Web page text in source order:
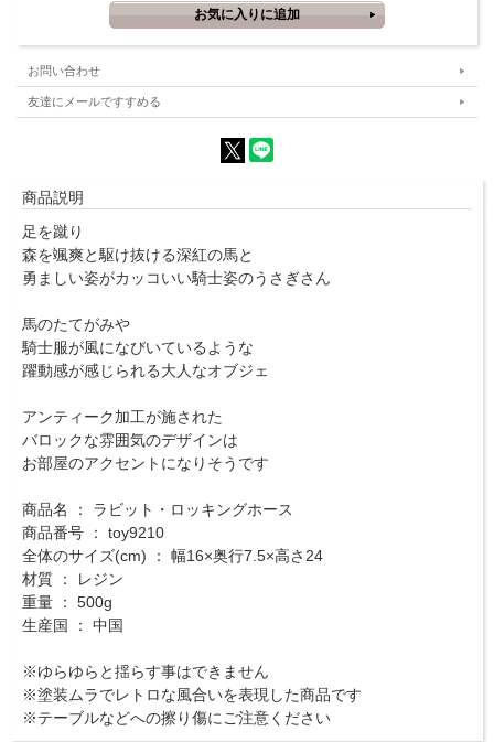
お問い合わせ
友達にメールですすめる
商品説明
足を蹴り
森を颯爽と駆け抜ける深紅の馬と
勇ましい姿がカッコいい騎士姿のうさぎさん
馬のたてがみや
騎士服が風になびいているような
躍動感が感じられる大人なオブジェ
アンティーク加工が施された
バロックな雰囲気のデザインは
お部屋のアクセントになりそうです
商品名 ： ラビット・ロッキングホース
商品番号 ： toy9210
全体のサイズ(cm) ： 幅16×奥行7.5×高さ24
材質 ： レジン
重量 ： 500g
生産国 ： 中国
※ゆらゆらと揺らす事はできません
※塗装ムラでレトロな風合いを表現した商品です
※テーブルなどへの擦り傷にご注意ください